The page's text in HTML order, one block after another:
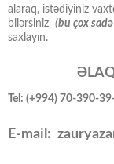
alaraq, istədiyiniz
bilərsiniz (bu çox
saxlayın.
Tel: (+994) 70-390-
E-mail: